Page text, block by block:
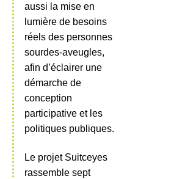
aussi la mise en
lumière de besoins
réels des personnes
sourdes-aveugles,
afin d’éclairer une
démarche de
conception
participative et les
politiques publiques.
Le projet Suitceyes
rassemble sept